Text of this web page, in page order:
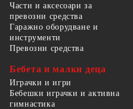
Части и аксесоари за
превозни средства
Гаражно оборудване и
инструменти
Превозни средства
Бебета и малки деца
Играчки и игри
Бебешки играчки и активна
гимнастика